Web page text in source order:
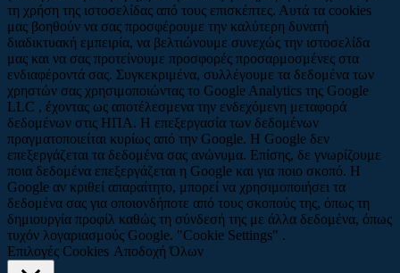
τη χρήση της ιστοσελίδας από τους επισκέπτες. Αυτά τα cookies
μας βοηθούν να σας προσφέρουμε την καλύτερη δυνατή
διαδικτυακή εμπειρία, να βελτιώνουμε συνεχώς την ιστοσελίδα
μας και να σας προτείνουμε προσφορές προσαρμοσμένες στα
ενδιαφέροντά σας. Συγκεκριμένα, συλλέγουμε τα δεδομένα των
χρηστών σας χρησιμοποιώντας το Google Analytics της Google
LLC , έχοντας ως αποτέλεσμενα την ενδεχόμενη μεταφορά
δεδομένων στις ΗΠΑ. Η επεξεργασία των δεδομένων
πραγματοποιείται κυρίως από την Google. Η Google δεν
επεξεργάζεται τα δεδομένα σας ανώνυμα. Επίσης, δε γνωρίζουμε
ποια δεδομένα επεξεργάζεται η Google και για ποιο σκοπό. Η
Google αν κριθεί απαραίτητο, μπορεί να χρησιμοποιήσει τα
δεδομένα σας για οποιονδήποτε από τους σκοπούς της, όπως τη
δημιουργία προφίλ καθώς τη σύνδεσή της με άλλα δεδομένα, όπως
τυχόν λογαριασμούς Google. "Cookie Settings" .
Επιλογές Cookies Αποδοχή Όλων